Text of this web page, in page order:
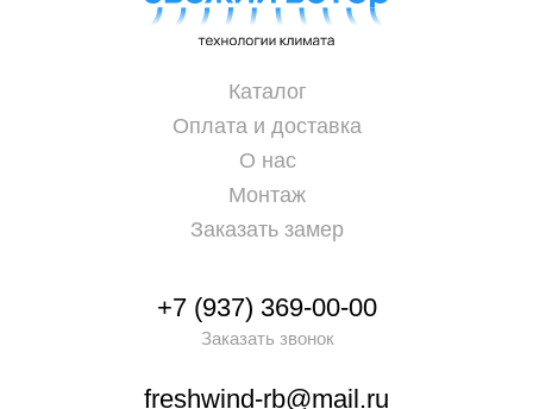
+7 (937) 369-00-00
Заказать звонок
freshwind-rb@mail.ru
Каталог
Оплата и доставка
О нас
Монтаж
Заказать замер